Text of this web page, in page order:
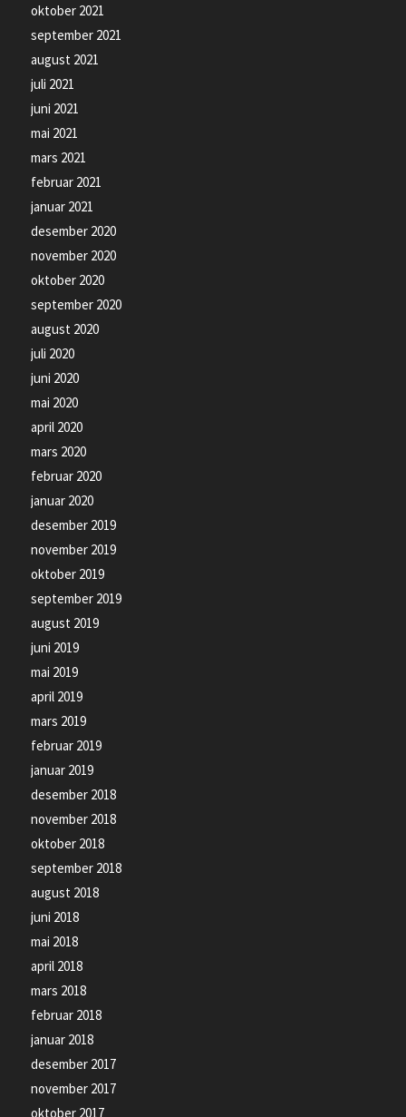
oktober 2021
september 2021
august 2021
juli 2021
juni 2021
mai 2021
mars 2021
februar 2021
januar 2021
desember 2020
november 2020
oktober 2020
september 2020
august 2020
juli 2020
juni 2020
mai 2020
april 2020
mars 2020
februar 2020
januar 2020
desember 2019
november 2019
oktober 2019
september 2019
august 2019
juni 2019
mai 2019
april 2019
mars 2019
februar 2019
januar 2019
desember 2018
november 2018
oktober 2018
september 2018
august 2018
juni 2018
mai 2018
april 2018
mars 2018
februar 2018
januar 2018
desember 2017
november 2017
oktober 2017